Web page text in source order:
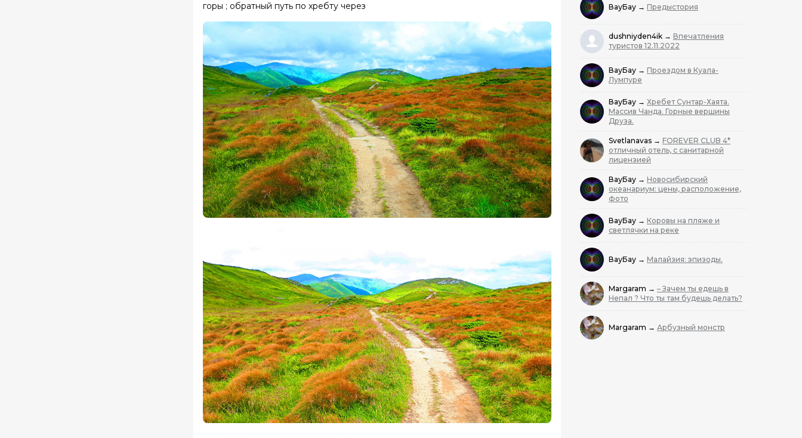
ВауБау → Предыстория
dushniyden4ik → Впечатления
туристов 12.11.2022
ВауБау → Проездом в Куала-
Лумпуре
ВауБау → Хребет Сунтар-Хаята.
Массив Чанда. Горные вершины
Друза.
Svetlanavas → FOREVER CLUB 4*
отличный отель, с санитарной
лицензией
ВауБау → Новосибирский
океанариум: цены, расположение,
фото
ВауБау → Коровы на пляже и
светлячки на реке
ВауБау → Малайзия: эпизоды.
Margaram → – Зачем ты едешь в
Непал ? Что ты там будешь делать?
Margaram → Арбузный монстр
горы ; обратный путь по хребту через